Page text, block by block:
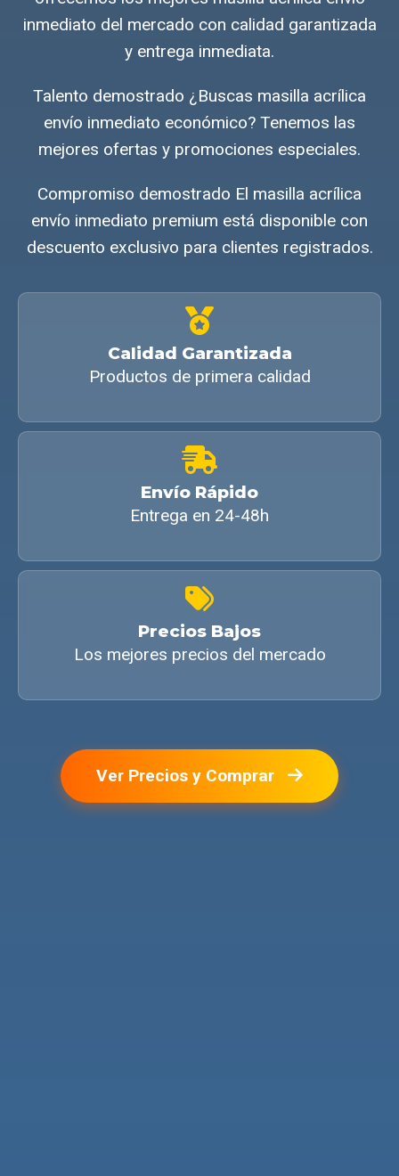
inmediato del mercado con calidad garantizada
y entrega inmediata.
Talento demostrado ¿Buscas masilla acrílica
envío inmediato económico? Tenemos las
mejores ofertas y promociones especiales.
Compromiso demostrado El masilla acrílica
envío inmediato premium está disponible con
descuento exclusivo para clientes registrados.
Calidad Garantizada
Productos de primera calidad
Envío Rápido
Entrega en 24-48h
Precios Bajos
Los mejores precios del mercado
Ver Precios y Comprar